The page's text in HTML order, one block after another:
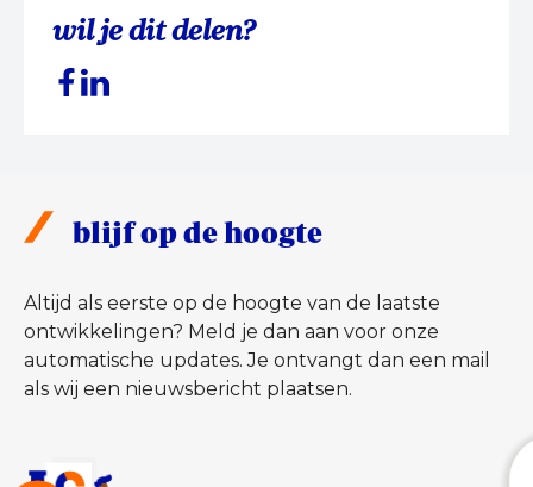
wil je dit delen?
blijf op de hoogte
Altijd als eerste op de hoogte van de laatste
ontwikkelingen? Meld je dan aan voor onze
automatische updates. Je ontvangt dan een mail
als wij een nieuwsbericht plaatsen.